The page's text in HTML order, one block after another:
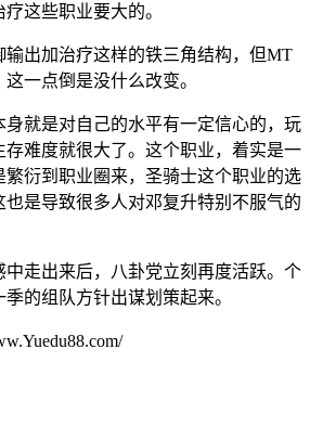
这些职业要大的。
输出加治疗这样的铁三角结构，但MT
一点倒是没什么改变。
就是对自己的水平有一定信心的，玩
存难度就很大了。这个职业，着实是一
衍到职业圈来，圣骑士这个职业的选
是导致很多人对邓复升特别不服气的
走出来后，八卦党立刻再度活跃。个
的组队方针出谋划策起来。